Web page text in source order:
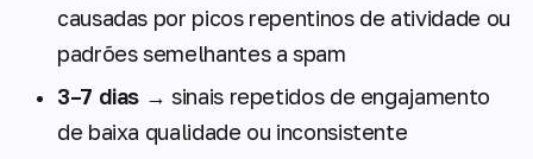
causadas por picos repentinos de atividade ou
padrões semelhantes a spam
3–7 dias → sinais repetidos de engajamento
de baixa qualidade ou inconsistente